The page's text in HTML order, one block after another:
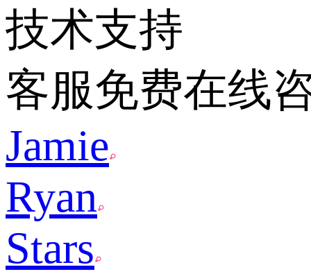
技术支持
客服免费在线
Jamie
Ryan
Stars